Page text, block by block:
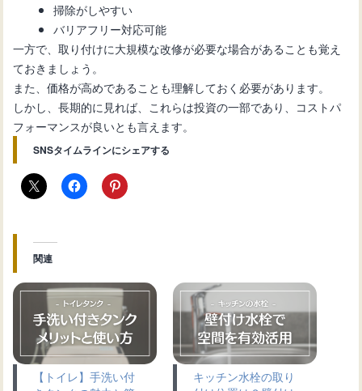
掃除がしやすい
バリアフリー対応可能
一方で、取り付けに大規模な改修が必要な場合があることも覚え
ておきましょう。
また、価格が高めであることも理解しておく必要があります。
しかし、長期的に見れば、これらは投資の一部であり、コストパ
フォーマンスが良いとも言えます。
SNSタイムラインにシェアする
関連
【トイレ】手洗い付
キッチン水栓の取り